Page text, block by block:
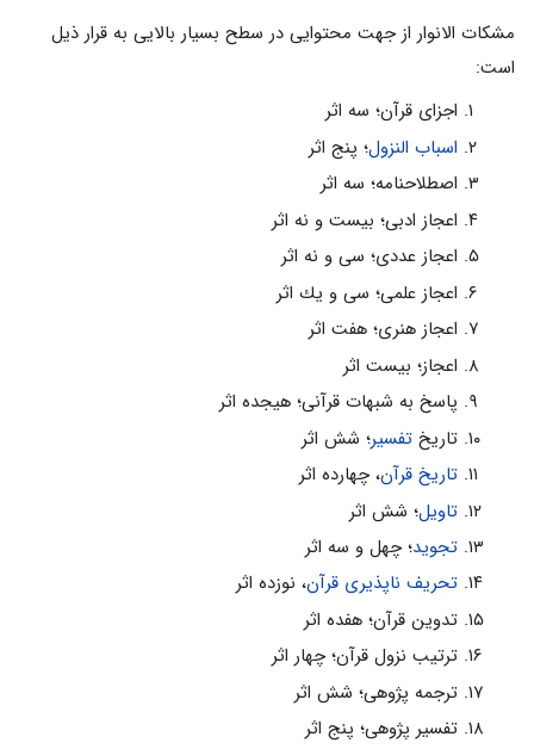
مشكات الانوار از جهت محتوايى در سطح بسيار بالايى به قرار ذیل
است:
اجزاى قرآن؛ سه اثر
اسباب النزول؛ پنج اثر
اصطلاحنامه؛ سه اثر
اعجاز ادبى؛ بيست و نه اثر
اعجاز عددى؛ سى و نه اثر
اعجاز علمى؛ سى و يك اثر
اعجاز هنرى؛ هفت اثر
اعجاز؛ بيست اثر
پاسخ به شبهات قرآنى؛ هيجده اثر
تاريخ تفسير؛ شش اثر
تاريخ قرآن، چهارده اثر
تاويل؛ شش اثر
تجويد؛ چهل و سه اثر
تحريف ناپذيرى قرآن، نوزده اثر
تدوين قرآن؛ هفده اثر
ترتيب نزول قرآن؛ چهار اثر
ترجمه پژوهى؛ شش اثر
تفسير پژوهى؛ پنج اثر